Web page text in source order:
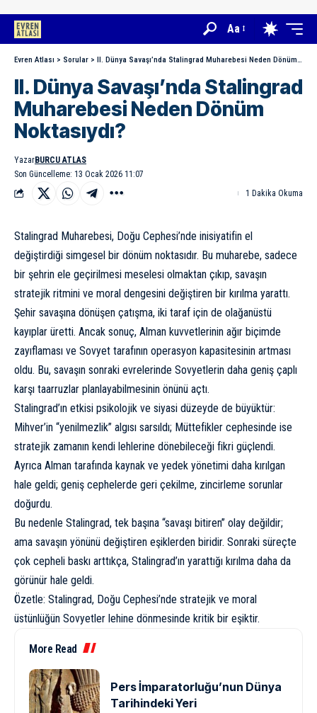
Aa
Evren Atlası > Sorular > II. Dünya Savaşı’nda Stalingrad Muharebesi Neden Dönüm Noktasıydı?
II. Dünya Savaşı’nda Stalingrad
Muharebesi Neden Dönüm
Noktasıydı?
Son Güncelleme: 13 Ocak 2026 11:07
YazarBURCU ATLAS
1 Dakika Okuma
Stalingrad Muharebesi, Doğu Cephesi’nde inisiyatifin el
değiştirdiği simgesel bir dönüm noktasıdır. Bu muharebe, sadece
bir şehrin ele geçirilmesi meselesi olmaktan çıkıp, savaşın
stratejik ritmini ve moral dengesini değiştiren bir kırılma yarattı.
Şehir savaşına dönüşen çatışma, iki taraf için de olağanüstü
kayıplar üretti. Ancak sonuç, Alman kuvvetlerinin ağır biçimde
zayıflaması ve Sovyet tarafının operasyon kapasitesinin artması
oldu. Bu, savaşın sonraki evrelerinde Sovyetlerin daha geniş çaplı
karşı taarruzlar planlayabilmesinin önünü açtı.
Stalingrad’ın etkisi psikolojik ve siyasi düzeyde de büyüktür:
Mihver’in “yenilmezlik” algısı sarsıldı; Müttefikler cephesinde ise
stratejik zamanın kendi lehlerine dönebileceği fikri güçlendi.
Ayrıca Alman tarafında kaynak ve yedek yönetimi daha kırılgan
hale geldi; geniş cephelerde geri çekilme, zincirleme sorunlar
doğurdu.
Bu nedenle Stalingrad, tek başına “savaşı bitiren” olay değildir;
ama savaşın yönünü değiştiren eşiklerden biridir. Sonraki süreçte
çok cepheli baskı arttıkça, Stalingrad’ın yarattığı kırılma daha da
görünür hale geldi.
Özetle: Stalingrad, Doğu Cephesi’nde stratejik ve moral
üstünlüğün Sovyetler lehine dönmesinde kritik bir eşiktir.
More Read
Pers İmparatorluğu’nun Dünya
Tarihindeki Yeri